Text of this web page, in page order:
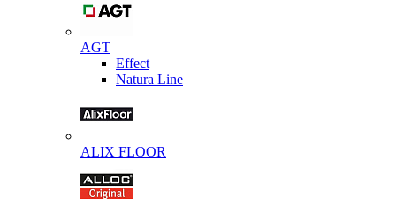
AGT
Effect
Natura Line
ALIX FLOOR